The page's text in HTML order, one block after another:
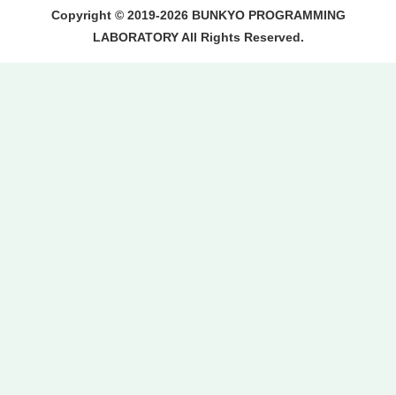
Copyright © 2019-2026 BUNKYO PROGRAMMING
LABORATORY All Rights Reserved.